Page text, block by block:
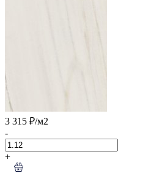
3 315 ₽/м2
-
+